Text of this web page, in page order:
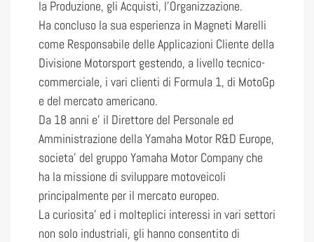
la Produzione, gli Acquisti, l’Organizzazione.
Ha concluso la sua esperienza in Magneti Marelli
come Responsabile delle Applicazioni Cliente della
Divisione Motorsport gestendo, a livello tecnico-
commerciale, i vari clienti di Formula 1, di MotoGp
e del mercato americano.
Da 18 anni e’ il Direttore del Personale ed
Amministrazione della Yamaha Motor R&D Europe,
societa’ del gruppo Yamaha Motor Company che
ha la missione di sviluppare motoveicoli
principalmente per il mercato europeo.
La curiosita’ ed i molteplici interessi in vari settori
non solo industriali, gli hanno consentito di